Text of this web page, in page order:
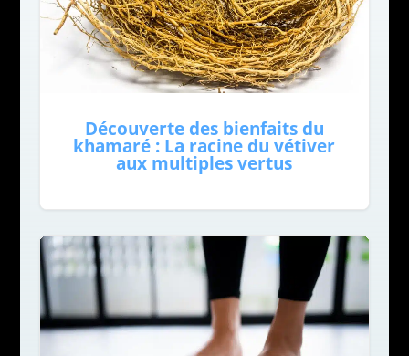
Découverte des bienfaits du
khamaré : La racine du vétiver
aux multiples vertus